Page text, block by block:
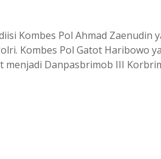
Kombes Pol Ahmad Zaenudin
Kombes Pol Gatot Haribowo
menjadi Danpasbrimob III